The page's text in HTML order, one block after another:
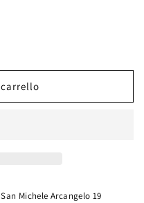
Michele Arcangelo 19